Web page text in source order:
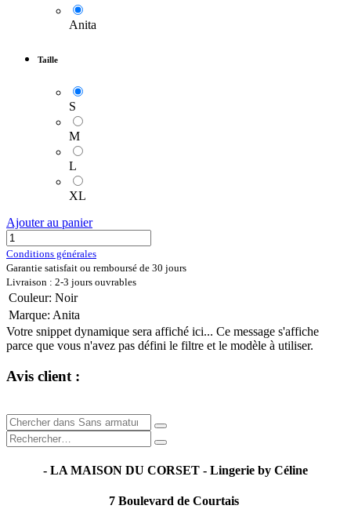
Anita
Taille
S
M
L
XL
Ajouter au panier
Conditions générales
Garantie satisfait ou remboursé de 30 jours
Livraison : 2-3 jours ouvrables
Couleur: Noir
Marque: Anita
Votre snippet dynamique sera affiché ici... Ce message s'affiche
parce que vous n'avez pas défini le filtre et le modèle à utiliser.
Avis client :
- LA MAISON DU CORSET - Lingerie by Céline
7 Boulevard de Courtais